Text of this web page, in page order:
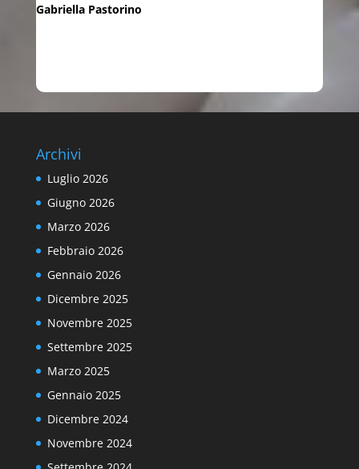
Gabriella Pastorino
Archivi
Luglio 2026
Giugno 2026
Marzo 2026
Febbraio 2026
Gennaio 2026
Dicembre 2025
Novembre 2025
Settembre 2025
Marzo 2025
Gennaio 2025
Dicembre 2024
Novembre 2024